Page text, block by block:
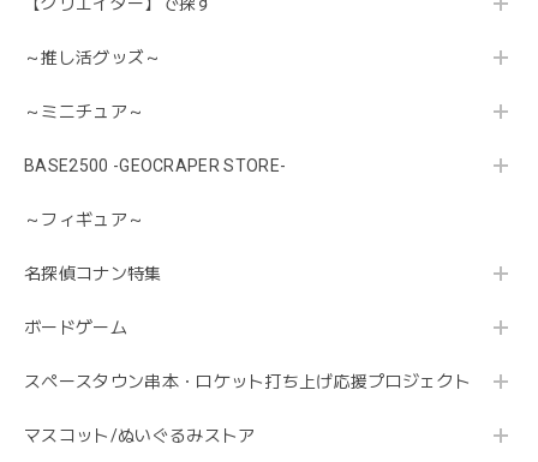
【クリエイター】で探す
～推し活グッズ～
～ミニチュア～
BASE2500 -GEOCRAPER STORE-
～フィギュア～
名探偵コナン特集
ボードゲーム
スペースタウン串本・ロケット打ち上げ応援プロジェクト
マスコット/ぬいぐるみストア